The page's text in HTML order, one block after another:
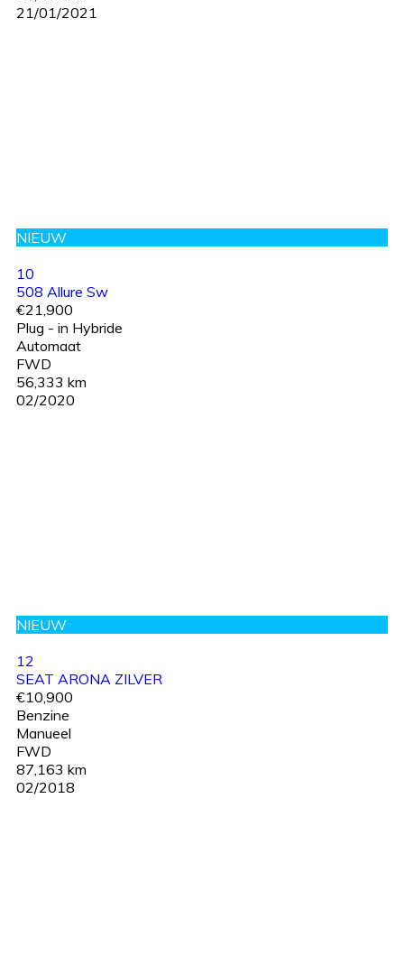
21/01/2021
NIEUW
10
508 Allure Sw
€21,900
Plug - in Hybride
Automaat
FWD
56,333 km
02/2020
NIEUW
12
SEAT ARONA ZILVER
€10,900
Benzine
Manueel
FWD
87,163 km
02/2018